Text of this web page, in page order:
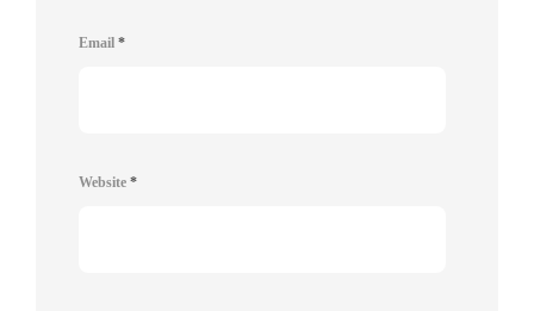
Email *
Website *